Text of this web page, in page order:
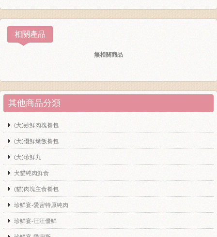
相關產品
無相關商品
其他商品分類
(犬)妙鮮肉塊餐包
(犬)優鮮燉飯餐包
(犬)珍鮮丸
犬貓純肉鮮食
(貓)肉塊主食餐包
珍鮮宴-愛密特原純肉
珍鮮宴-汪汪優鮮